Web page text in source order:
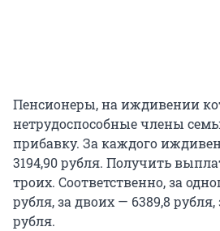
Пенсионеры, на иждивении
нетрудоспособные члены
прибавку. За каждого
3194,90 рубля. Получить
троих. Соответственно, за
рубля, за двоих — 6389,8 рубля,
рубля.